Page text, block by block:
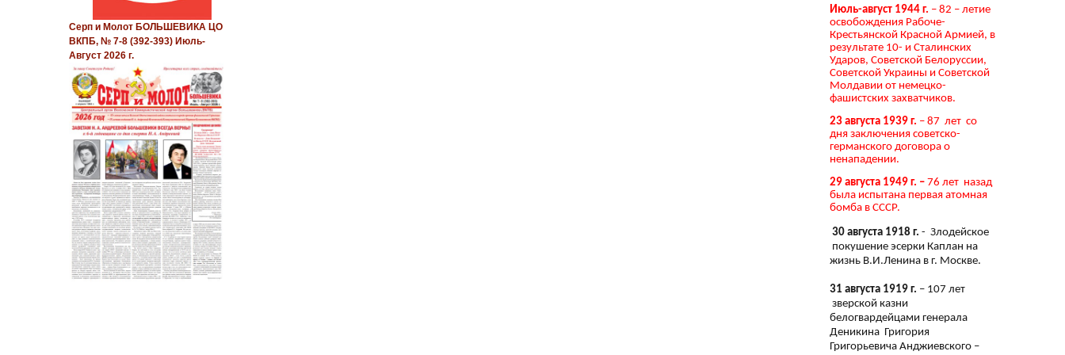
Серп и Молот БОЛЬШЕВИКА ЦО
ВКПБ, № 7-8 (392-393) Июль-
Август 2026 г.
Июль-август 1944 г. – 82 – летие
освобождения Рабоче-
Крестьянской Красной Армией, в
результате 10- и Сталинских
Ударов, Советской Белоруссии,
Советской Украины и Советской
Молдавии от немецко-
фашистских захватчиков.
23 августа 1939 г. – 87 лет со
дня заключения советско-
германского договора о
ненападении.
29 августа 1949 г. – 76 лет назад
была испытана первая атомная
бомба в СССР.
30 августа 1918 г. - Злодейское
покушение эсерки Каплан на
жизнь В.И.Ленина в г. Москве.
31 августа 1919 г. – 107 лет
зверской казни
белогвардейцами генерала
Деникина Григория
Григорьевича Анджиевского –